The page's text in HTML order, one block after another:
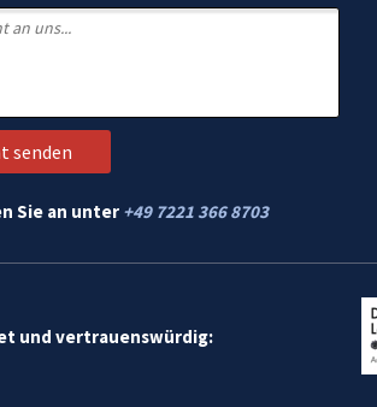
Sie an unter +49 7221 366 8703
und vertrauenswürdig: